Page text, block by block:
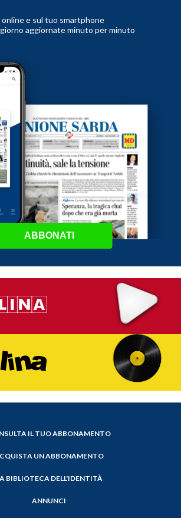
e sul tuo smartphone
aggiornate minuto per minuto
ABBONATI
IL TUO ABBONAMENTO
UN ABBONAMENTO
BIBLIOTECA DELL'IDENTITÀ
ANNUNCI